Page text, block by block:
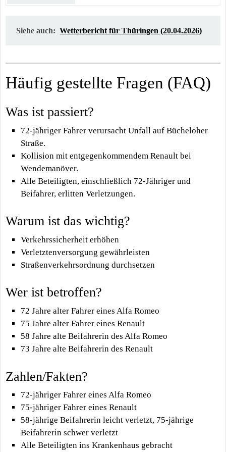
Siehe auch: Wetterbericht für Thüringen (20.04.2026)
Häufig gestellte Fragen (FAQ)
Was ist passiert?
72-jähriger Fahrer verursacht Unfall auf Bücheloher
Straße.
Kollision mit entgegenkommendem Renault bei
Wendemanöver.
Alle Beteiligten, einschließlich 72-Jähriger und
Beifahrer, erlitten Verletzungen.
Warum ist das wichtig?
Verkehrssicherheit erhöhen
Verletztenversorgung gewährleisten
Straßenverkehrsordnung durchsetzen
Wer ist betroffen?
72 Jahre alter Fahrer eines Alfa Romeo
75 Jahre alter Fahrer eines Renault
58 Jahre alte Beifahrerin des Alfa Romeo
73 Jahre alte Beifahrerin des Renault
Zahlen/Fakten?
72-jähriger Fahrer eines Alfa Romeo
75-jähriger Fahrer eines Renault
58-jährige Beifahrerin leicht verletzt, 75-jährige
Beifahrerin schwer verletzt
Alle Beteiligten ins Krankenhaus gebracht